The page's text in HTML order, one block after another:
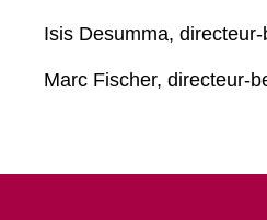
Isis Desumma,
Marc Fischer, directeur-